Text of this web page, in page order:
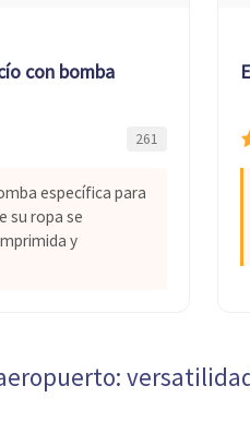
con bomba
261
específica para
su ropa se
y